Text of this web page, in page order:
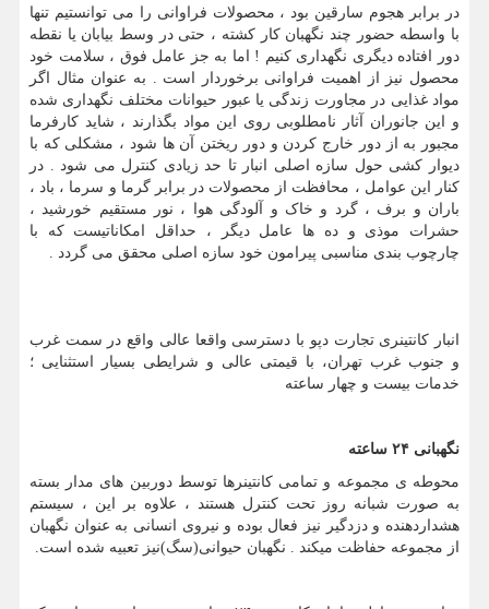
در برابر هجوم سارقین بود ، محصولات فراوانی را می توانستیم تنها
با واسطه حضور چند نگهبان کار کشته ، حتی در وسط بیابان یا نقطه
دور افتاده دیگری نگهداری کنیم ! اما به جز عامل فوق ، سلامت خود
محصول نیز از اهمیت فراوانی برخوردار است . به عنوان مثال اگر
مواد غذایی در مجاورت زندگی یا عبور حیوانات مختلف نگهداری شده
و این جانوران آثار نامطلوبی روی این مواد بگذارند ، شاید کارفرما
مجبور به از دور خارج کردن و دور ریختن آن ها شود ، مشکلی که با
دیوار کشی حول سازه اصلی انبار تا حد زیادی کنترل می شود . در
کنار این عوامل ، محافظت از محصولات در برابر گرما و سرما ، باد ،
باران و برف ، گرد و خاک و آلودگی هوا ، نور مستقیم خورشید ،
حشرات موذی و ده ها عامل دیگر ، حداقل امکاناتیست که با
چارچوب بندی مناسبی پیرامون خود سازه اصلی محقق می گردد .
انبار كانتینری تجارت دپو با دسترسی واقعا عالی واقع در سمت غرب
و جنوب غرب تهران، با قیمتی عالی و شرایطی بسیار استثنایی ؛
خدمات بیست و چهار ساعته
نگهبانی ۲۴ ساعته
محوطه ی مجموعه و تمامی کانتینرها توسط دوربین های مدار بسته
به صورت شبانه روز تحت کنترل هستند ، علاوه بر این ، سیستم
هشداردهنده و دزدگیر نیز فعال بوده و نیروی انسانی به عنوان نگهبان
از مجموعه حفاظت میکند . نگهبان حیوانی(سگ)نیز تعبیه شده است.